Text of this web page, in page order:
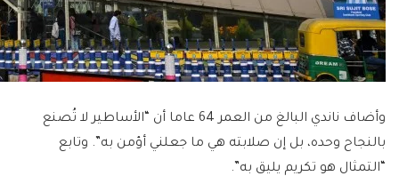
وأضاف ناندي البالغ من العمر 64 عاما أن “الأساطير لا تُصنع
بالنجاح وحده، بل إن صلابته هي ما جعلني أؤمن به”. وتابع
“التمثال هو تكريم يليق به”.